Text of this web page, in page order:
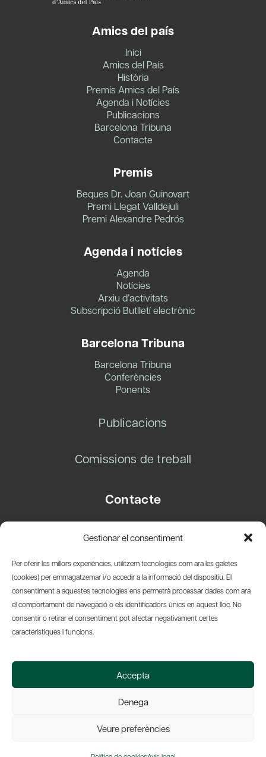
Gestionar el consentiment
Per oferir les millors experiències, utilitzem tecnologies com ara les galetes
(cookies) per emmagatzemar i/o accedir a la informació del dispositiu. El
consentiment a aquestes tecnologies ens permetrà processar dades com ara
el comportament de navegació o els identificadors únics en aquest lloc. No
consentir o retirar el consentiment pot afectar negativament certes
característiques i funcions.
Accepta
Denega
Veure preferències
Amics del país
Inici
Amics del País
Història
Premis Amics del País
Agenda i Notícies
Publicacions
Barcelona Tribuna
Contacte
Premis
Beques Dr. Joan Guinovart
Premi Llegat Valldejuli
Premi Alexandre Pedrós
Agenda i notícies
Agenda
Notícies
Arxiu d’activitats
Subscripció Butlletí electrònic
Barcelona Tribuna
Barcelona Tribuna
Conferències
Ponents
Publicacions
Comissions de treball
Contacte
08003 Barcelona
info@amicsdelpais.com
Suscripció Newsletter
© 2026 Societat Econòmica Barcelonesa d'Amics del País
Web by Ideamatic